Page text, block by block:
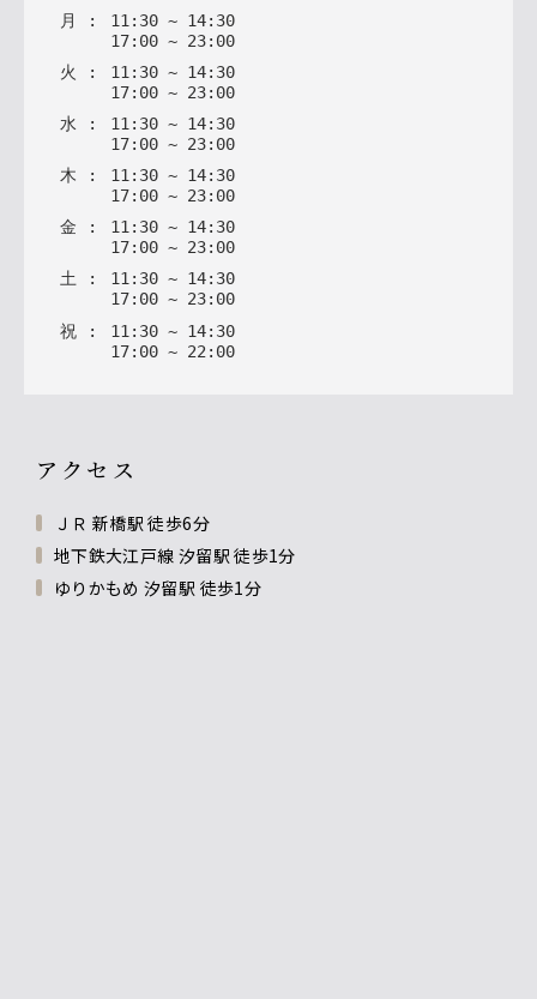
月
: 11 : 30 ~ 14: 30
17: 00 ~ 23: 00
火
: 11 : 30 ~ 14: 30
17: 00 ~ 23: 00
水 : 11 : 30 ~ 14: 30
17: 00 ~ 23: 00
木 : 11 : 30 ~ 14: 30
17: 00 ~ 23: 00
金 : 11: 30 ~ 14: 30
17: 00 ~ 23: 00
土 : 11: 30 ~ 14: 30
17: 00 ~ 23: 00
祝 : 11 : 30 ~ 14: 30
17: 00 ~ 22 : 00
アクセス
ＪＲ 新橋駅 徒歩6分
地下鉄大江戸線 汐留駅 徒歩1分
ゆりかもめ 汐留駅 徒歩1分